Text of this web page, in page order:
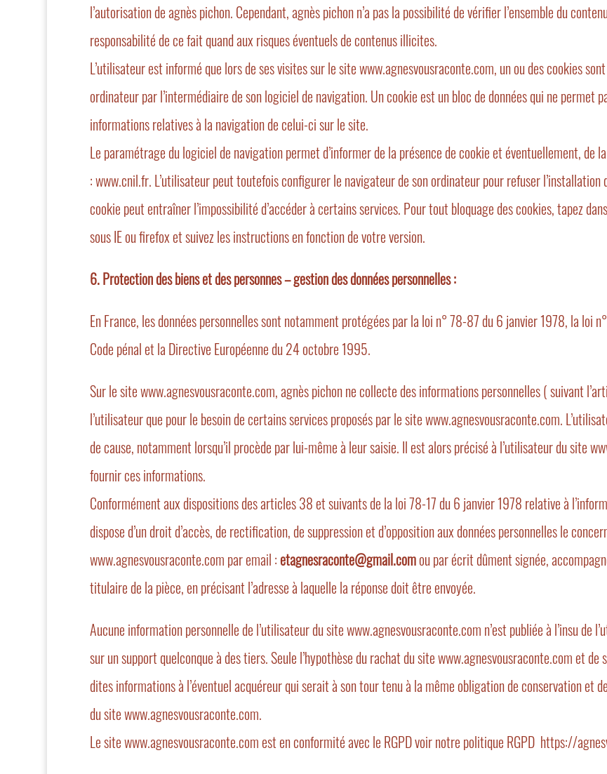
l’autorisation de agnès pichon. Cependant, agnès pichon n’a pas la possibilité de vérifier l’ensemble du
responsabilité de ce fait quand aux risques éventuels de contenus illicites.
L’utilisateur est informé que lors de ses visites sur le site www.agnesvousraconte.com, un ou des cookies
ordinateur par l’intermédiaire de son logiciel de navigation. Un cookie est un bloc de données qui ne permet
informations relatives à la navigation de celui-ci sur le site.
Le paramétrage du logiciel de navigation permet d’informer de la présence de cookie et éventuellement, de
:www.cnil.fr. L’utilisateur peut toutefois configurer le navigateur de son ordinateur pour refuser l’installation
cookie peut entraîner l’impossibilité d’accéder à certains services. Pour tout bloquage des cookies, tapez
sous IE ou firefox et suivez les instructions en fonction de votre version.
6. Protection des biens et des personnes – gestion des données personnelles :
En France, les données personnelles sont notamment protégées par la loi n° 78-87 du 6 janvier 1978, la
Code pénal et la Directive Européenne du 24 octobre 1995.
Sur le site www.agnesvousraconte.com, agnès pichon ne collecte des informations personnelles ( suivant
l’utilisateur que pour le besoin de certains services proposés par le site www.agnesvousraconte.com.
de cause, notamment lorsqu’il procède par lui-même à leur saisie. Il est alors précisé à l’utilisateur du site
fournir ces informations.
Conformément aux dispositions des articles 38 et suivants de la loi 78-17 du 6 janvier 1978 relative à
dispose d’un droit d’accès, de rectification, de suppression et d’opposition aux données personnelles le
www.agnesvousraconte.com par email : etagnesraconte@gmail.comou par écrit dûment signée,
titulaire de la pièce, en précisant l’adresse à laquelle la réponse doit être envoyée.
Aucune information personnelle de l’utilisateur du site www.agnesvousraconte.com n’est publiée à l’insu de
sur un support quelconque à des tiers. Seule l’hypothèse du rachat du site www.agnesvousraconte.com et
dites informations à l’éventuel acquéreur qui serait à son tour tenu à la même obligation de conservation et
du site www.agnesvousraconte.com.
Le site www.agnesvousraconte.com est en conformité avec le RGPD voir notre politique RGPD https://